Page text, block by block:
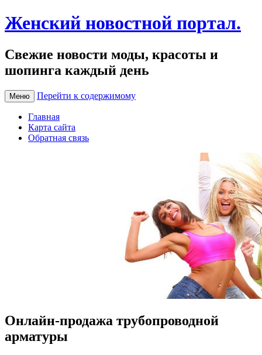
Женский новостной портал.
Свежие новости моды, красоты и
шопинга каждый день
Меню Перейти к содержимому
Главная
Карта сайта
Обратная связь
Онлайн-продажа трубопроводной
арматуры